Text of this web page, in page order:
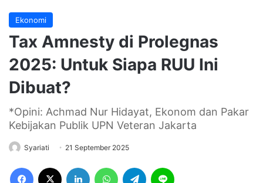
Ekonomi
Tax Amnesty di Prolegnas
2025: Untuk Siapa RUU Ini
Dibuat?
*Opini: Achmad Nur Hidayat, Ekonom dan Pakar
Kebijakan Publik UPN Veteran Jakarta
Syariati 21 September 2025
Facebook LinkedIn WhatsAppTelegram